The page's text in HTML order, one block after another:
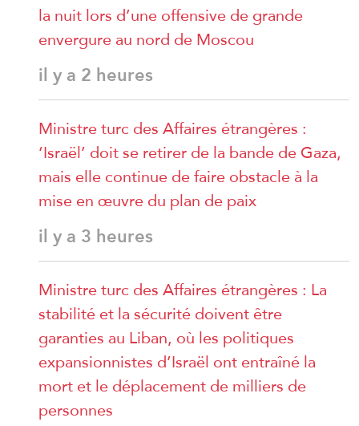
la nuit lors d’une offensive de grande
envergure au nord de Moscou
il y a 2 heures
Ministre turc des Affaires étrangères :
‘Israël’ doit se retirer de la bande de Gaza,
mais elle continue de faire obstacle à la
mise en œuvre du plan de paix
il y a 3 heures
Ministre turc des Affaires étrangères : La
stabilité et la sécurité doivent être
garanties au Liban, où les politiques
expansionnistes d’Israël ont entraîné la
mort et le déplacement de milliers de
personnes